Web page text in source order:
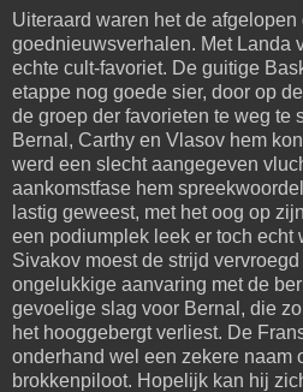
Uiteraard waren het de afgelopen
goednieuwsverhalen. Met Landa
echte cult-favoriet. De guitige
etappe nog goede sier, door op
de groep der favorieten te weg te
Bernal, Carthy en Vlasov hem
werd een slecht aangegeven
aankomstfase hem
lastig geweest, met het oog op
een podiumplek leek er toch echt
Sivakov moest de strijd
ongelukkige aanvaring met de
gevoelige slag voor Bernal, die
het hooggebergt verliest. De
onderhand wel een zekere naam
brokkenpiloot. Hopelijk kan hij